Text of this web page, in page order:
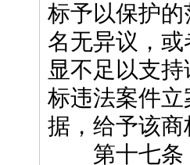
标予以保护
名无异议，
显不足以支
标违法案件
据，给予该
第十七条